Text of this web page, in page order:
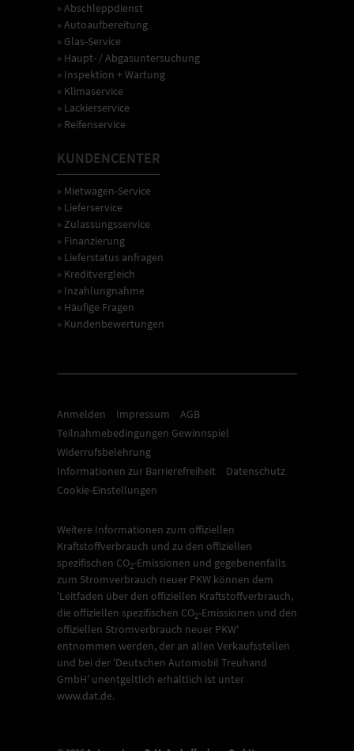
» Abschleppdienst
» Autoaufbereitung
» Glas-Service
» Haupt- / Abgasuntersuchung
» Inspektion + Wartung
» Klimaservice
» Lackierservice
» Reifenservice
KUNDENCENTER
» Mietwagen-Service
» Lieferservice
» Zulassungsservice
» Finanzierung
» Lieferstatus anfragen
» Kreditvergleich
» Inzahlungnahme
» Häufige Fragen
» Kundenbewertungen
Anmelden Impressum
AGB
Teilnahmebedingungen Gewinnspiel
Widerrufsbelehrung
Informationen zur Barrierefreiheit
Datenschutz
Cookie-Einstellungen
Weitere Informationen zum offiziellen
Kraftstoffverbrauch und zu den offiziellen
spezifischen CO2-Emissionen und gegebenenfalls
zum Stromverbrauch neuer PKW können dem
'Leitfaden über den offiziellen Kraftstoffverbrauch,
die offiziellen spezifischen CO2-Emissionen und den
offiziellen Stromverbrauch neuer PKW'
entnommen werden, der an allen Verkaufsstellen
und bei der 'Deutschen Automobil Treuhand
GmbH' unentgeltlich erhältlich ist unter
www.dat.de.